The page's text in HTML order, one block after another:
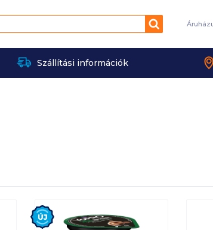
Keresés
Szállítási információk
Új